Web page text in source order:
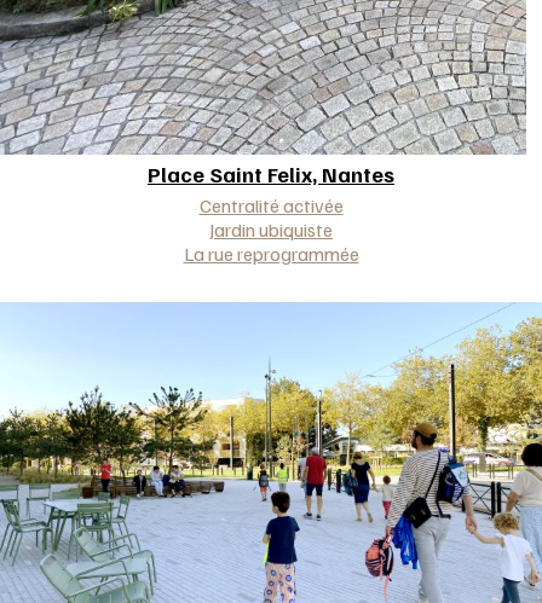
Place Saint Felix, Nantes
Centralité activée
Jardin ubiquiste
La rue reprogrammée